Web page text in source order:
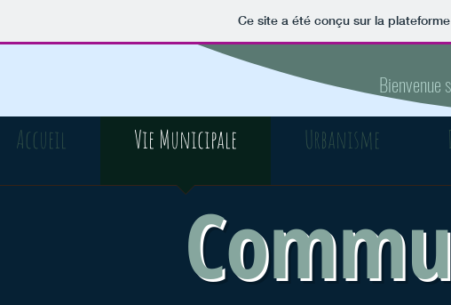
Ce site a été conçu sur la
Accueil Vie Municipale Urbanisme
Bienvenue